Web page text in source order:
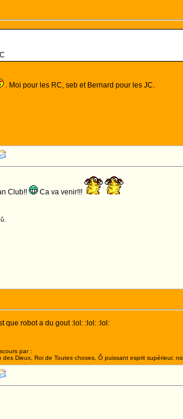
. Moi pour les RC, seb et Bernard pour les JC.
Club!! Ca va venir!!!
que robot a du gout :lol: :lol: :lol:
par :
Dieux, Roi de Toutes choses, Ô puissant esprit supérieur,